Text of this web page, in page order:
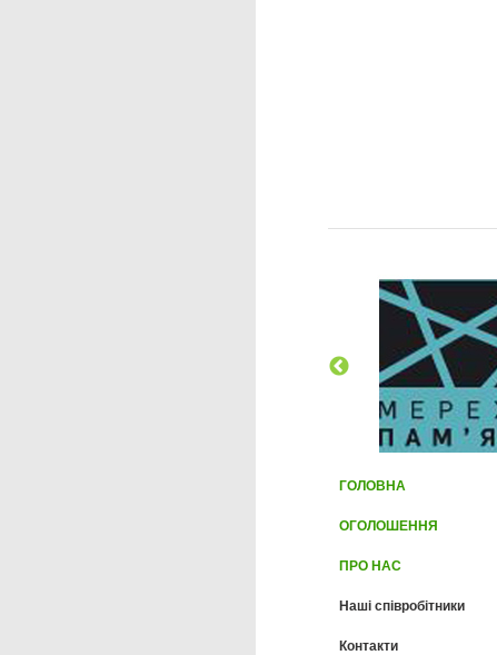
ГОЛОВНА
ОГОЛОШЕННЯ
ПРО НАС
Наші співробітники
Контакти